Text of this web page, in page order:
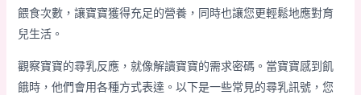
餵食次數，讓寶寶獲得充足的營養，同時也讓您更輕鬆地應對育
兒生活。
觀察寶寶的尋乳反應，就像解讀寶寶的需求密碼。當寶寶感到飢
餓時，他們會用各種方式表達。以下是一些常見的尋乳訊號，您